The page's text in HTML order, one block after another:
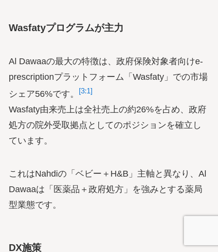
Wasfatyプログラムが主力
Al Dawaaの最大の特徴は、政府保険対象者向けe-
prescriptionプラットフォーム「Wasfaty」での市場
シェア56%です。
[3:1]
Wasfaty由来売上は全社売上の約26%を占め、政府
処方の院外受取拠点としてのポジションを確立し
ています。
これはNahdiの「ベビー＋H&B」主軸と異なり、Al
Dawaaは「医薬品＋政府処方」を強みとする薬局
型業態です。
DX施策